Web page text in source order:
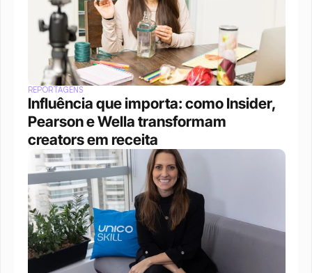
REPORTAGENS
Influência que importa: como Insider,
Pearson e Wella transformam
creators em receita